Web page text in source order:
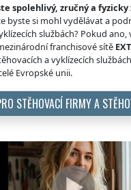
spolehlivý, zručný a
byste si mohl vydělávat a
službách? Pokud
franchisové sítě
a vyklízecích
Evropské unii.
STĚHOVACÍ FIRMY A